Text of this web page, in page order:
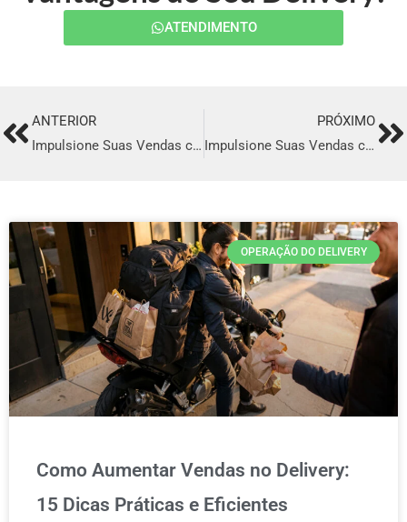
ATENDIMENTO
PrevANTERIOR
Impulsione Suas Vendas com o Melhor Sistema de Delivery em Governador Valadares
PRÓXIMO
Impulsione Suas Vendas com o Melhor Sistema de Delivery em Praia Grande
OPERAÇÃO DO DELIVERY
Como Aumentar Vendas no Delivery:
15 Dicas Práticas e Eficientes